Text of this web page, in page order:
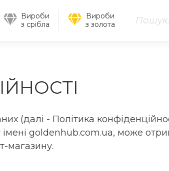
Вироби
з срібла
Вироби
з золота
(далі - Політика
goldenhub.com.ua, може
магазину.